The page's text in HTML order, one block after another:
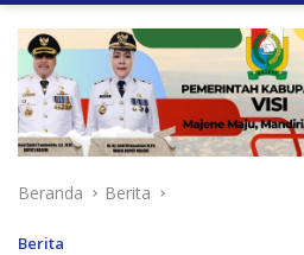
Beranda Berita
Berita